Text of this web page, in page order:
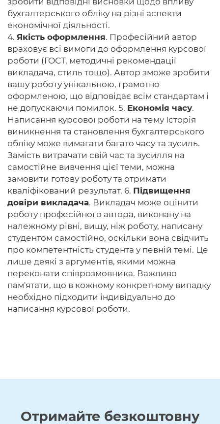
бухгалтерського обліку на різні аспекти
економічної діяльності.
4. Якість оформлення. Професійний автор
враховує всі вимоги до оформлення курсової
роботи (ГОСТ, методичні рекомендації
викладача, стиль тощо). Автор зможе зробити
вашу роботу унікальною, грамотно
оформленою, що відповідає всім стандартам і
не допускаючи помилок. 5. Економія часу.
Написання курсової роботи на тему Історія
виникнення та становлення бухгалтерського
обліку може вимагати багато часу та зусиль.
Замість витрачати свій час та зусилля на
самостійне вивчення цієї теми, можна
замовити готову роботу та отримати
кваліфікований результат. 6. Підвищення
довіри викладача. Викладач може оцінити
роботу професійного автора, виконану на
належному рівні, вищу, ніж роботу, написану
студентом самостійно, оскільки вона свідчить
про компетентність студента у певній темі. Це
лише деякі з аргументів, якими можна
переконати співрозмовника. Важливо
пам'ятати, що в кожному конкретному випадку
необхідно підходити індивідуально до
написання курсової роботи.
Отримайте безкоштовну